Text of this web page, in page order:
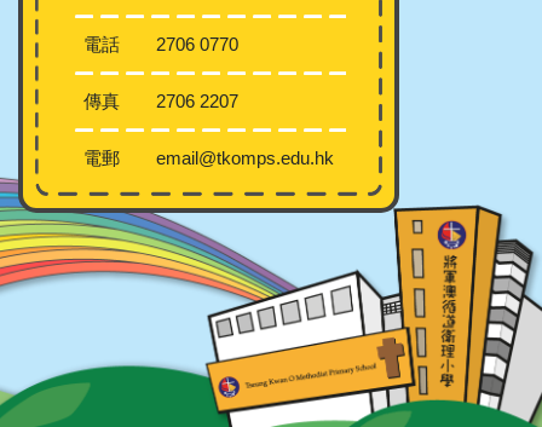
電話 2706 0770
傳真 2706 2207
電郵 email@tkomps.edu.hk